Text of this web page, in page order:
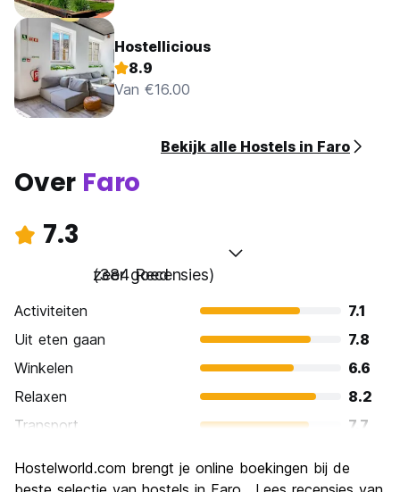
Hostellicious
8.9
Van €16.00
Bekijk alle Hostels in Faro
Over Faro
7.3
zeer goed
(384 Recensies)
Activiteiten
7.1
Uit eten gaan
7.8
Winkelen
6.6
Relaxen
8.2
Transport
7.7
Cultuur
7.3
Hostelworld.com brengt je online boekingen bij de